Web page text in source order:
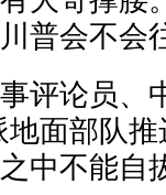
普会不会
评论员、
面部队
中不能自